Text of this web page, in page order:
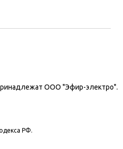
ООО "Эфир-электро".
РФ.